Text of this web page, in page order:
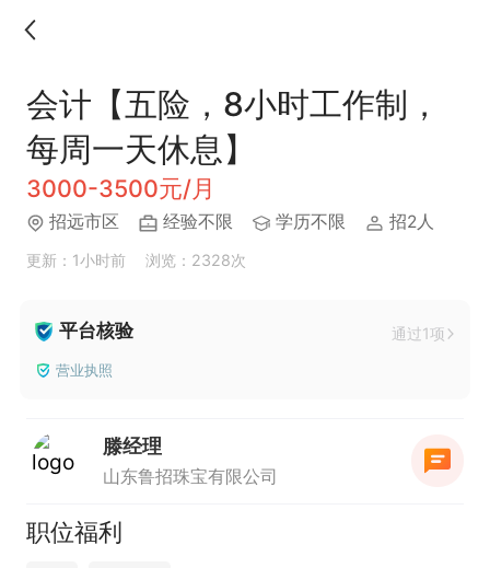
会计【五险，8小时工作制，
每周一天休息】
3000-3500元/月
招远市区 经验不限 学历不限 招2人
更新：1小时前 浏览：2328次
平台核验 通过1项
营业执照
滕经理
山东鲁招珠宝有限公司
职位福利